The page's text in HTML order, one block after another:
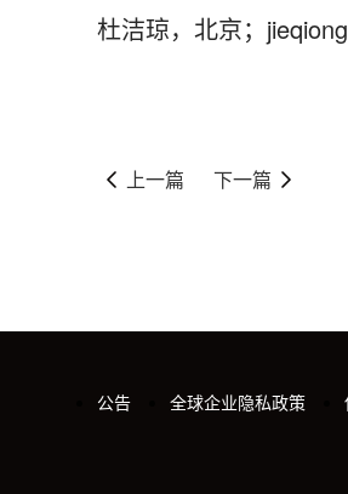
杜洁琼，北京；
上一篇 下一篇
公告 全球企业隐私政策